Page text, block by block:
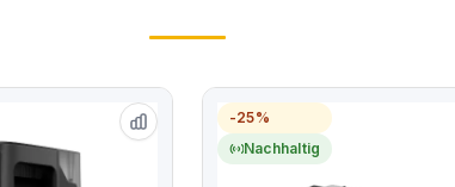
-25%
Nachhaltig